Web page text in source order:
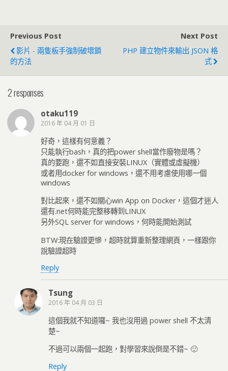
Previous Post
影片 - 兩隻板手強制破壞鎖
的方法
Next Post
PHP 建立物件來輸出 JSON 格
式
2 responses
otaku119
2016 年 04 月 01 日
好奇，這樣有何意義？
只能執行bash，真的把power shell當作廢物是嗎？
真的要跑，還不如直接安裝LINUX（實體或虛擬機）
或者用docker for windows，還不用考慮使用哪一個
windows
對比起來，還不如關心win App on Docker，這個才迷人
還有.net何時能完整移轉到LINUX
另外SQL server for windows，何時能開始測試
BTW:現在驗證更慘，超時就算重新整理網頁，一樣跟你
說驗證超時
Reply
Tsung
2016 年 04 月 03 日
這個我就不知道囉~ 我也沒用過 power shell 不太清
楚~
不過可以兩個一起跑，對學習來說倒是不錯~ 🙂
Reply